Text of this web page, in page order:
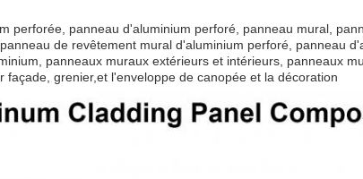
perforée, panneau d'aluminium perforé, panneau mural,
de revêtement mural d'aluminium perforé, panneau
panneaux muraux extérieurs et intérieurs, panneaux
façade, grenier,et l'enveloppe de canopée et la décoration